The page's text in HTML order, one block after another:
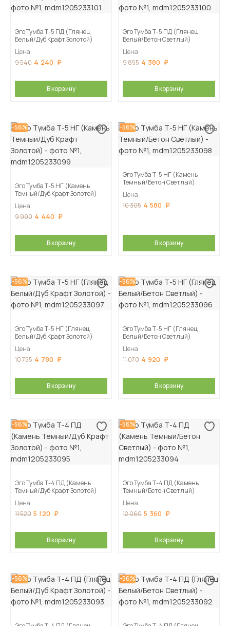
Эго Тумба Т-5 ПД (Глянец
Белый/Дуб Крафт Золотой)
Цена
9 540 4 240
В корзину
Эго Тумба Т-5 ПД (Глянец
Белый/Бетон Светлый)
Цена
9 855 4 380
В корзину
-56%
Эго Тумба Т-5 НГ (Камень
Темный/Дуб Крафт Золотой)
Цена
9 990 4 440
В корзину
-56%
Эго Тумба Т-5 НГ (Камень
Темный/Бетон Светлый)
Цена
10 305 4 580
В корзину
-56%
Эго Тумба Т-5 НГ (Глянец
Белый/Дуб Крафт Золотой)
Цена
10 755 4 780
В корзину
-56%
Эго Тумба Т-5 НГ (Глянец
Белый/Бетон Светлый)
Цена
11 070 4 920
В корзину
-56%
Эго Тумба Т-4 ПД (Камень
Темный/Дуб Крафт Золотой)
Цена
11 520 5 120
В корзину
-56%
Эго Тумба Т-4 ПД (Камень
Темный/Бетон Светлый)
Цена
12 060 5 360
В корзину
-56% -56%